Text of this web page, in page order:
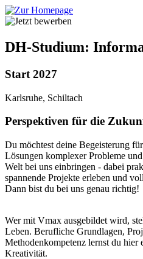
DH-Studium:
Start 2027
Karlsruhe, Schiltach
Perspektiven für die
Du möchtest deine Begeisterung
Lösungen komplexer Probleme
Welt bei uns einbringen - dabei
spannende Projekte erleben und
Dann bist du bei uns genau richtig!
Wer mit Vmax ausgebildet wird,
Leben. Berufliche Grundlagen,
Methodenkompetenz lernst du hier
Kreativität.